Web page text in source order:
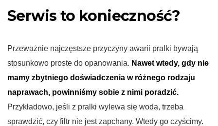
Serwis to konieczność?
Przeważnie najczęstsze przyczyny awarii pralki bywają
stosunkowo proste do opanowania. Nawet wtedy, gdy nie
mamy zbytniego doświadczenia w różnego rodzaju
naprawach, powinniśmy sobie z nimi poradzić.
Przykładowo, jeśli z pralki wylewa się woda, trzeba
sprawdzić, czy filtr nie jest zapchany. Wtedy go czyścimy.